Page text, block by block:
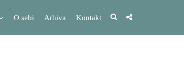
O sebi Arhiva Kontakt